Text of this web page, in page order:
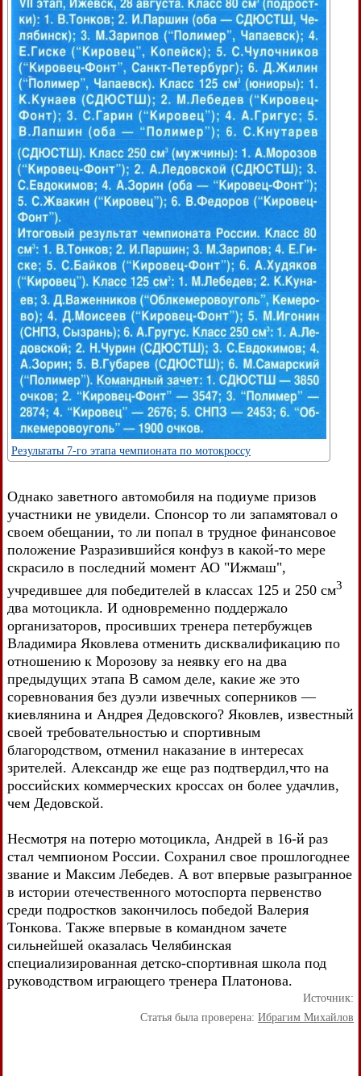
Результаты 7-го этапа чемпионата по мотокроссу
Однако заветного автомобиля на подиуме призов
участники не увидели. Спонсор то ли запамятовал о
своем обещании, то ли попал в трудное финансовое
положение Разразившийся конфуз в какой-то мере
скрасило в последний момент АО "Ижмаш",
учредившее для победителей в классах 125 и 250 см3
два мотоцикла. И одновременно поддержало
организаторов, просивших тренера петербужцев
Владимира Яковлева отменить дисквалификацию по
отношению к Морозову за неявку его на два
предыдущих этапа В самом деле, какие же это
соревнования без дуэли извечных соперников —
киевлянина и Андрея Дедовского? Яковлев, известный
своей требовательностью и спортивным
благородством, отменил наказание в интересах
зрителей. Александр же еще раз подтвердил,что на
российских коммерческих кроссах он более удачлив,
чем Дедовской.
Несмотря на потерю мотоцикла, Андрей в 16-й раз
стал чемпионом России. Сохранил свое прошлогоднее
звание и Максим Лебедев. А вот впервые разыгранное
в истории отечественного мотоспорта первенство
среди подростков закончилось победой Валерия
Тонкова. Также впервые в командном зачете
сильнейшей оказалась Челябинская
специализированная детско-спортивная школа под
руководством играющего тренера Платонова.
Источник:
Статья была проверена: Ибрагим Михайлов